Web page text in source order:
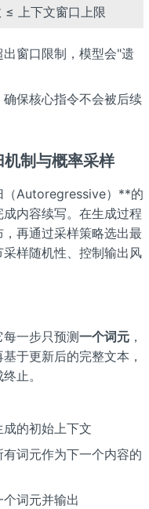
≤ 上下文窗口上限
窗口限制，模型会"遗
确保核心指令不会被后续
制与概率采样
（Autoregressive）**的
内容续写。在生成过程
再通过采样策略选出最
样随机性、控制输出风
一步只预测一个词元，
于更新后的完整文本，
止。
的初始上下文
词元作为下一个内容的
词元并输出